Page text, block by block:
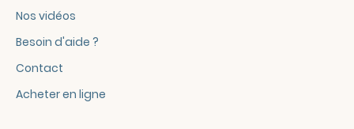
Nos vidéos
Besoin d'aide ?
Contact
Acheter en ligne